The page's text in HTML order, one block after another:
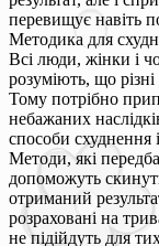
перевищує навіть
Методика для
Всі люди, жінки і
розуміють, що
Тому потрібно
небажаних
способи схуднення
Методи, які
допоможуть
отриманий
розраховані на
не підійдуть для